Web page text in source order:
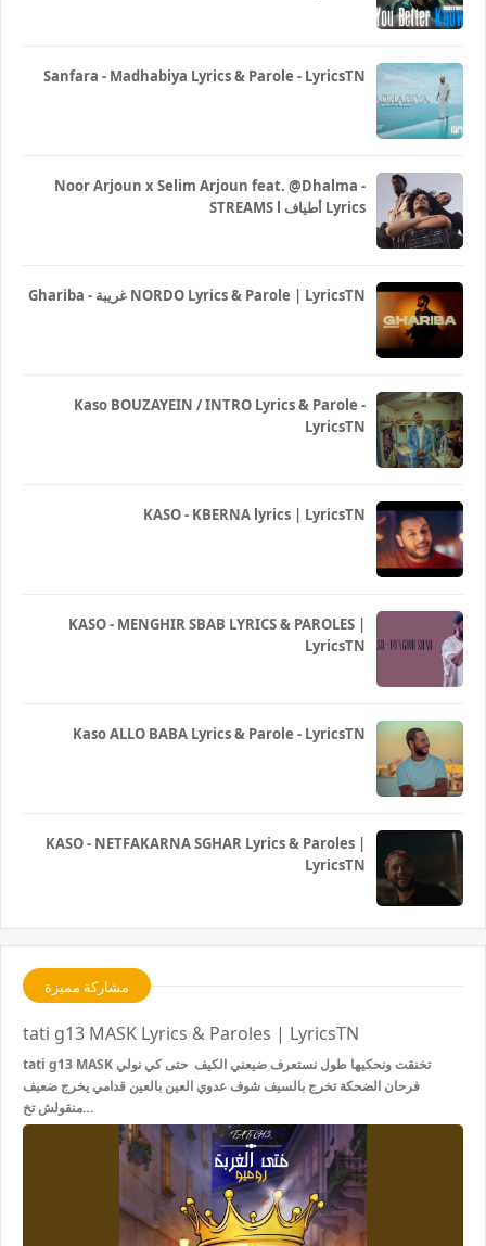
Sanfara - Madhabiya Lyrics & Parole - LyricsTN
Noor Arjoun x Selim Arjoun feat. @Dhalma -
STREAMS l أطياف Lyrics
Ghariba - غريبة NORDO Lyrics & Parole | LyricsTN
Kaso BOUZAYEIN / INTRO Lyrics & Parole -
LyricsTN
KASO - KBERNA lyrics | LyricsTN
KASO - MENGHIR SBAB LYRICS & PAROLES |
LyricsTN
Kaso ALLO BABA Lyrics & Parole - LyricsTN
KASO - NETFAKARNA SGHAR Lyrics & Paroles |
LyricsTN
مشاركة مميزة
tati g13 MASK Lyrics & Paroles | LyricsTN
tati g13 MASK تخنقت ونحكيها طول نستعرف ضيعني الكيف حتى كي نولي
فرحان الضحكة تخرج بالسيف شوف عدوي العين بالعين قدامي يخرج ضعيف
منقولش تخ…